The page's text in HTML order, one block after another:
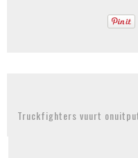
Truckfighters vuurt